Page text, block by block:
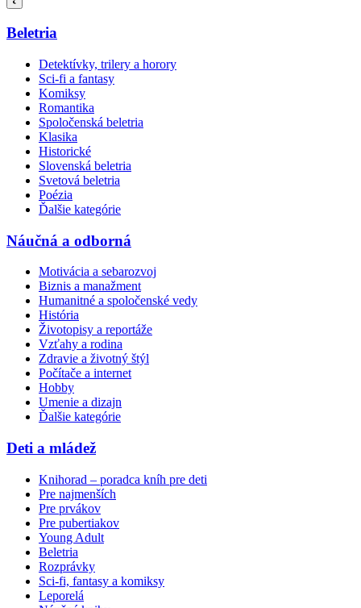
Beletria
Detektívky, trilery a horory
Sci-fi a fantasy
Komiksy
Romantika
Spoločenská beletria
Klasika
Historické
Slovenská beletria
Svetová beletria
Poézia
Ďalšie kategórie
Náučná a odborná
Motivácia a sebarozvoj
Biznis a manažment
Humanitné a spoločenské vedy
História
Životopisy a reportáže
Vzťahy a rodina
Zdravie a životný štýl
Počítače a internet
Hobby
Umenie a dizajn
Ďalšie kategórie
Deti a mládež
Knihorad – poradca kníh pre deti
Pre najmenších
Pre prvákov
Pre pubertiakov
Young Adult
Beletria
Rozprávky
Sci-fi, fantasy a komiksy
Leporelá